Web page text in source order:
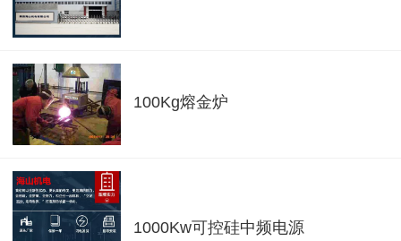
100Kg熔金炉
1000Kw可控硅中频电源